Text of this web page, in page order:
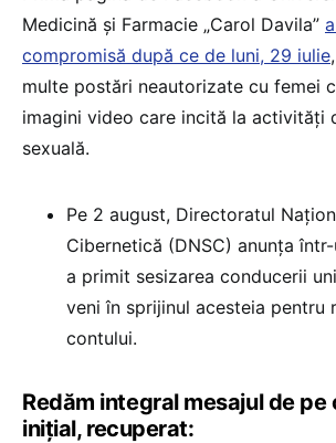
Medicină și Farmacie „Carol Davila”
compromisă după ce de luni, 29 iulie
multe postări neautorizate cu femei
imagini video care incită la activități
sexuală.
Pe 2 august, Directoratul
Cibernetică (DNSC) anunța
a primit sesizarea conducerii
veni în sprijinul acesteia pentru
contului.
Redăm integral mesajul de
inițial, recuperat: